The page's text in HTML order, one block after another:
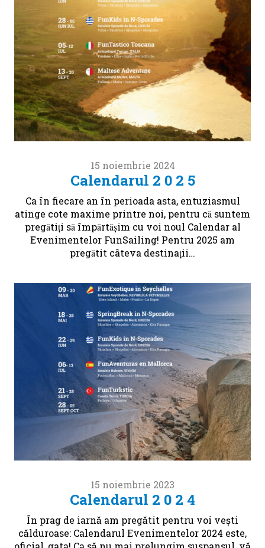
15 noiembrie 2024
Calendarul 2 0 2 5
Ca în fiecare an în perioada asta, entuziasmul
atinge cote maxime printre noi, pentru că suntem
pregătiți să împărtășim cu voi noul Calendar al
Evenimentelor FunSailing! Pentru 2025 am
pregătit câteva destinații…
15 noiembrie 2023
Calendarul 2 0 2 4
În prag de iarnă am pregătit pentru voi vești
călduroase: Calendarul Evenimentelor 2024 este,